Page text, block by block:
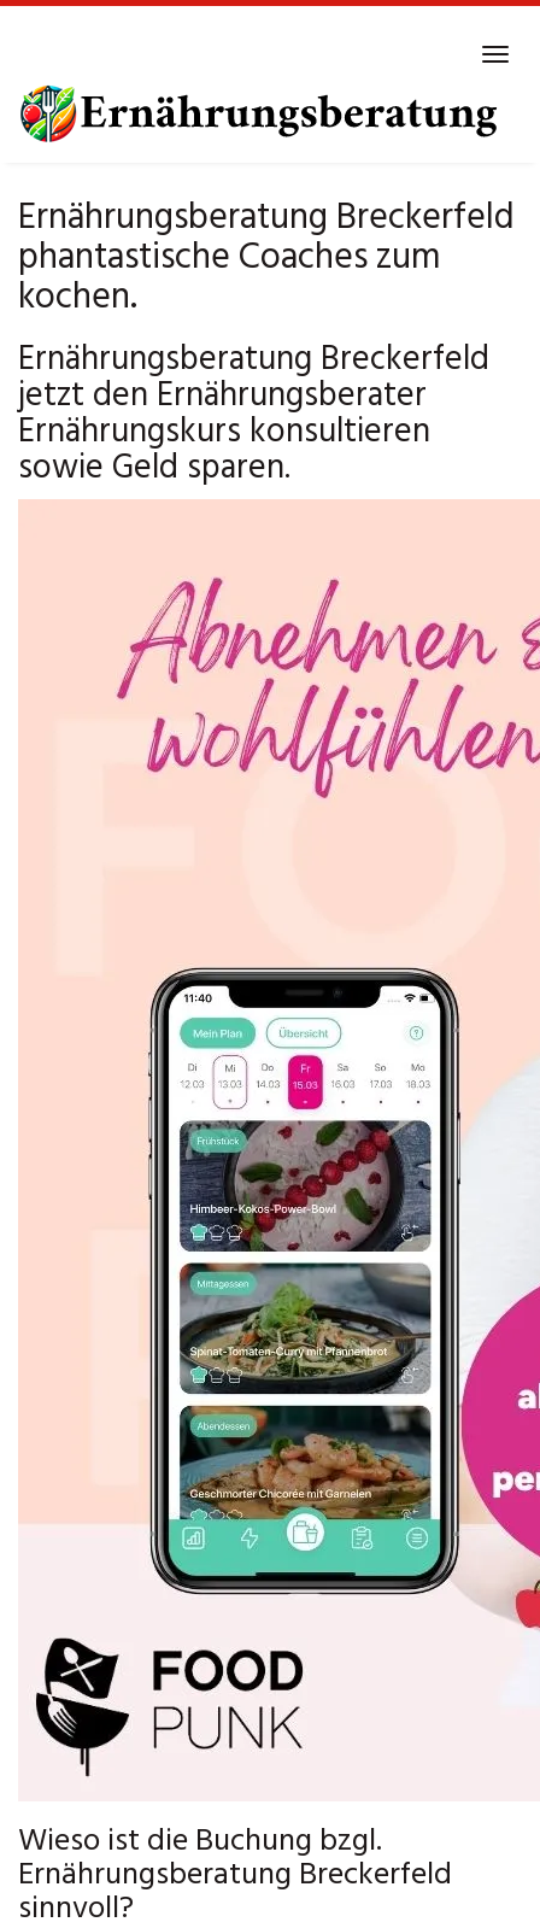
main
content
Ernährungsberatung Breckerfeld
phantastische Coaches zum
kochen.
Ernährungsberatung Breckerfeld
jetzt den Ernährungsberater
Ernährungskurs konsultieren
sowie Geld sparen.
Wieso ist die Buchung bzgl.
Ernährungsberatung Breckerfeld
sinnvoll?